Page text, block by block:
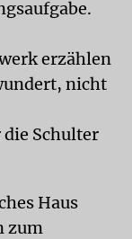
erzählen
nicht
Schulter
Haus
zum